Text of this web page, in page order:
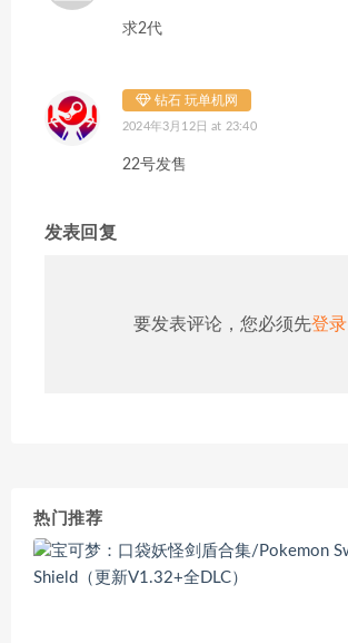
求2代
钻石 玩单机网
2024年3月12日 at 23:40
22号发售
发表回复
要发表评论，您必须先登录
热门推荐